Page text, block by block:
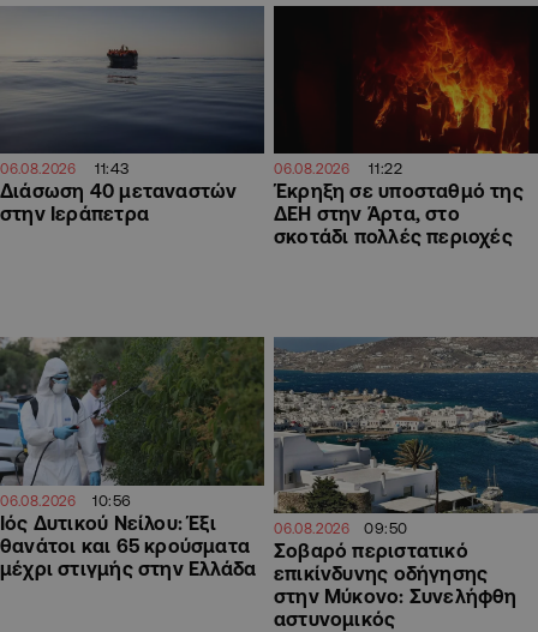
06.08.2026 11:43
Διάσωση 40 μεταναστών
στην Ιεράπετρα
06.08.2026 11:22
Έκρηξη σε υποσταθμό της
ΔΕΗ στην Άρτα, στο
σκοτάδι πολλές περιοχές
06.08.2026 10:56
Ιός Δυτικού Νείλου: Έξι
θανάτοι και 65 κρούσματα
μέχρι στιγμής στην Ελλάδα
06.08.2026 09:50
Σοβαρό περιστατικό
επικίνδυνης οδήγησης
στην Μύκονο: Συνελήφθη
αστυνομικός